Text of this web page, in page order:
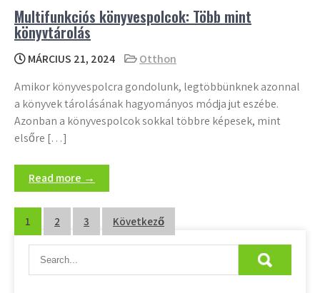
Multifunkciós könyvespolcok: Több mint
könyvtárolás
MÁRCIUS 21, 2024
Otthon
Amikor könyvespolcra gondolunk, legtöbbünknek azonnal
a könyvek tárolásának hagyományos módja jut eszébe.
Azonban a könyvespolcok sokkal többre képesek, mint
elsőre […]
Read more →
Bejegyzések
lapozása
1 2 3 Következő